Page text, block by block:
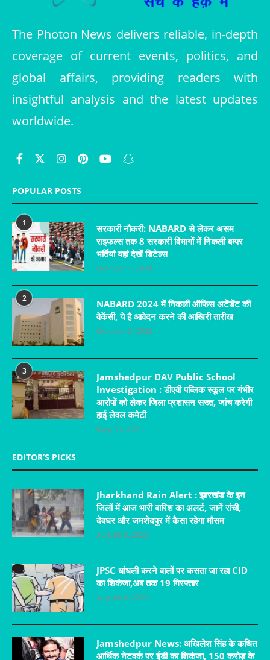
The Photon News delivers reliable, in-depth
coverage of current events, politics, and
global affairs, providing readers with
insightful analysis and the latest updates
worldwide.
POPULAR POSTS
1
सरकारी नौकरी: NABARD से लेकर असम
राइफल्स तक 8 सरकारी विभागों में निकली बम्पर
भर्तियां यहां देखें डिटेल्स
October 7, 2024
2
NABARD 2024 में निकली ऑफिस अटेंडेंट की
वेकेंसी, ये है आवेदन करने की आखिरी तारीख
October 2, 2024
3
Jamshedpur DAV Public School
Investigation : डीएवी पब्लिक स्कूल पर गंभीर
आरोपों को लेकर जिला प्रशासन सख्त, जांच करेगी
हाई लेवल कमेटी
May 19, 2025
EDITOR’S PICKS
Jharkhand Rain Alert : झारखंड के इन
जिलों में आज भारी बारिश का अलर्ट, जानें रांची,
देवघर और जमशेदपुर में कैसा रहेगा मौसम
August 6, 2026
JPSC धांधली करने वालों पर कसता जा रहा CID
का शिकंजा,अब तक 19 गिरफ्तार
August 6, 2026
Jamshedpur News: अखिलेश सिंह के कथित
आर्थिक नेटवर्क पर ईडी का शिकंजा, 150 करोड़ के